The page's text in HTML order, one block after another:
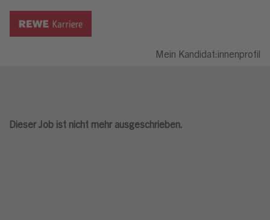
Mein Kandidat:innenprofil
Dieser Job ist nicht mehr ausgeschrieben.